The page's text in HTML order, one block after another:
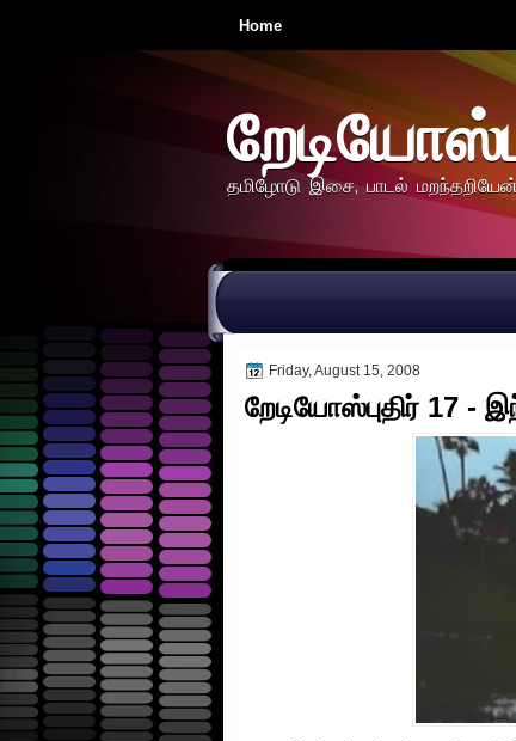
Home
தமிழோடு இசை, பாடல் மறந்தறியேன்
Friday, August 15, 2008
றேடியோஸ்புதிர் 17